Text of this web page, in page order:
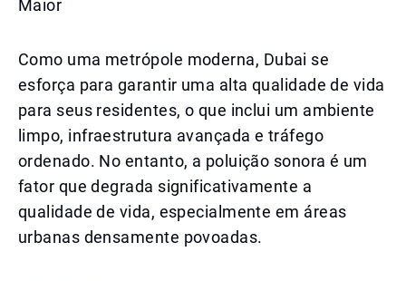
Maior
Como uma metrópole moderna, Dubai se
esforça para garantir uma alta qualidade de vida
para seus residentes, o que inclui um ambiente
limpo, infraestrutura avançada e tráfego
ordenado. No entanto, a poluição sonora é um
fator que degrada significativamente a
qualidade de vida, especialmente em áreas
urbanas densamente povoadas.